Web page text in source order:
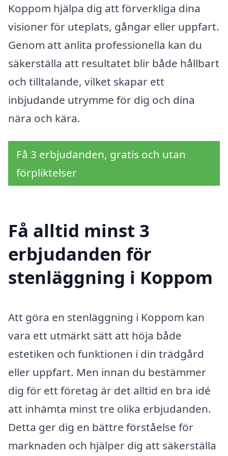
Koppom hjälpa dig att förverkliga dina
visioner för uteplats, gångar eller uppfart.
Genom att anlita professionella kan du
säkerställa att resultatet blir både hållbart
och tilltalande, vilket skapar ett
inbjudande utrymme för dig och dina
nära och kära.
Få 3 erbjudanden, gratis och utan
förpliktelser
Få alltid minst 3
erbjudanden för
stenläggning i Koppom
Att göra en stenläggning i Koppom kan
vara ett utmärkt sätt att höja både
estetiken och funktionen i din trädgård
eller uppfart. Men innan du bestämmer
dig för ett företag är det alltid en bra idé
att inhämta minst tre olika erbjudanden.
Detta ger dig en bättre förståelse för
marknaden och hjälper dig att säkerställa